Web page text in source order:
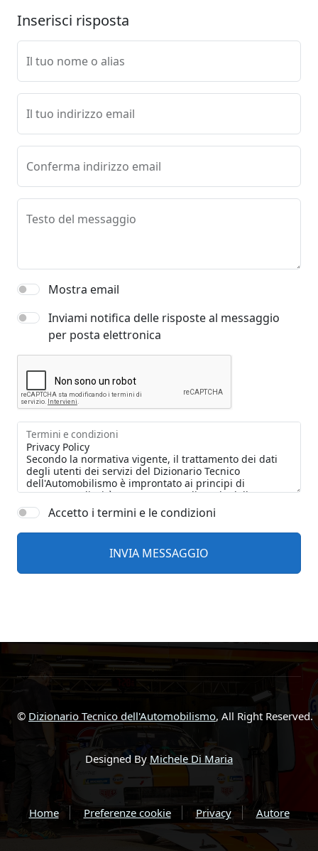
Inserisci risposta
Il tuo nome o alias
Il tuo indirizzo email
Conferma indirizzo email
Testo del messaggio
Mostra email
Inviami notifica delle risposte al messaggio
per posta elettronica
Termini e condizioni
Accetto i termini e le condizioni
© Dizionario Tecnico dell'Automobilismo, All Right Reserved.
Designed By Michele Di Maria
Home Preferenze cookie Privacy Autore